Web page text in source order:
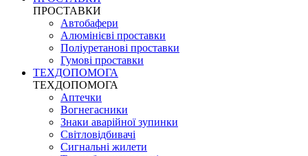
ПРОСТАВКИ
Автобафери
Алюмінієві проставки
Поліуретанові проставки
Гумові проставки
ТЕХДОПОМОГА
ТЕХДОПОМОГА
Аптечки
Вогнегасники
Знаки аварійної зупинки
Світловідбивачі
Сигнальні жилети